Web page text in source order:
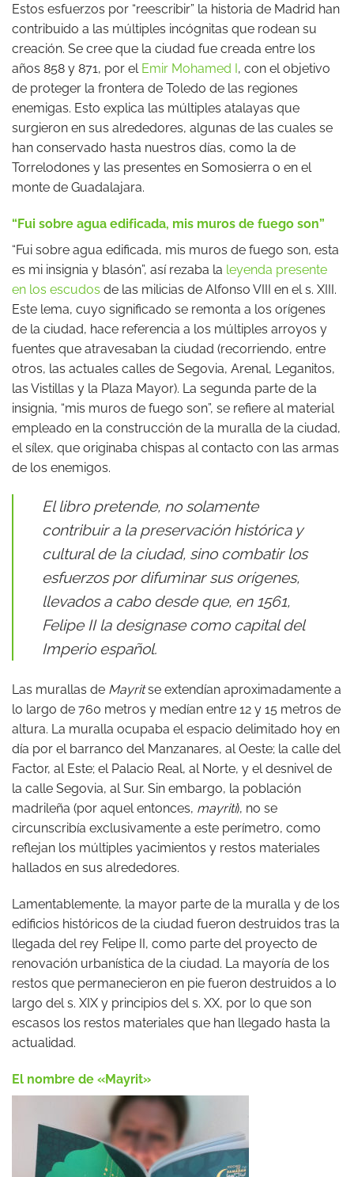
Estos esfuerzos por “reescribir” la historia de Madrid han
contribuido a las múltiples incógnitas que rodean su
creación. Se cree que la ciudad fue creada entre los
años 858 y 871, por el Emir Mohamed I, con el objetivo
de proteger la frontera de Toledo de las regiones
enemigas. Esto explica las múltiples atalayas que
surgieron en sus alrededores, algunas de las cuales se
han conservado hasta nuestros días, como la de
Torrelodones y las presentes en Somosierra o en el
monte de Guadalajara.
“Fui sobre agua edificada, mis muros de fuego son”
“Fui sobre agua edificada, mis muros de fuego son, esta
es mi insignia y blasón”, así rezaba la leyenda presente
en los escudos de las milicias de Alfonso VIII en el s. XIII.
Este lema, cuyo significado se remonta a los orígenes
de la ciudad, hace referencia a los múltiples arroyos y
fuentes que atravesaban la ciudad (recorriendo, entre
otros, las actuales calles de Segovia, Arenal, Leganitos,
las Vistillas y la Plaza Mayor). La segunda parte de la
insignia, “mis muros de fuego son”, se refiere al material
empleado en la construcción de la muralla de la ciudad,
el sílex, que originaba chispas al contacto con las armas
de los enemigos.
El libro pretende, no solamente
contribuir a la preservación histórica y
cultural de la ciudad, sino combatir los
esfuerzos por difuminar sus orígenes,
llevados a cabo desde que, en 1561,
Felipe II la designase como capital del
Imperio español.
Las murallas de Mayritse extendían aproximadamente a
lo largo de 760 metros y medían entre 12 y 15 metros de
altura. La muralla ocupaba el espacio delimitado hoy en
día por el barranco del Manzanares, al Oeste; la calle del
Factor, al Este; el Palacio Real, al Norte, y el desnivel de
la calle Segovia, al Sur. Sin embargo, la población
madrileña (por aquel entonces, mayrití), no se
circunscribía exclusivamente a este perímetro, como
reflejan los múltiples yacimientos y restos materiales
hallados en sus alrededores.
Lamentablemente, la mayor parte de la muralla y de los
edificios históricos de la ciudad fueron destruidos tras la
llegada del rey Felipe II, como parte del proyecto de
renovación urbanística de la ciudad. La mayoría de los
restos que permanecieron en pie fueron destruidos a lo
largo del s. XIX y principios del s. XX, por lo que son
escasos los restos materiales que han llegado hasta la
actualidad.
El nombre de «Mayrit»